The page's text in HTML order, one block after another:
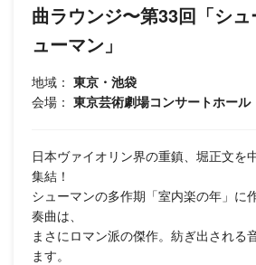
曲ラウンジ〜第33回「シ
ューマン」
地域： 東京・池袋
会場： 東京芸術劇場コンサートホール
日本ヴァイオリン界の重鎮、堀正文を
集結！
シューマンの多作期「室内楽の年」に
奏曲は、
まさにロマン派の傑作。紡ぎ出される
ます。